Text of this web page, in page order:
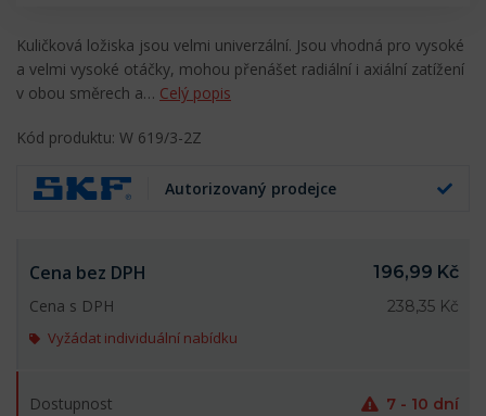
Kuličková ložiska jsou velmi univerzální. Jsou vhodná pro vysoké
a velmi vysoké otáčky, mohou přenášet radiální i axiální zatížení
v obou směrech a… Celý popis
Kód produktu: W 619/3-2Z
Autorizovaný prodejce
Cena bez DPH
196,99 Kč
Cena s DPH
238,35 Kč
Vyžádat individuální nabídku
Dostupnost 7 - 10 dní